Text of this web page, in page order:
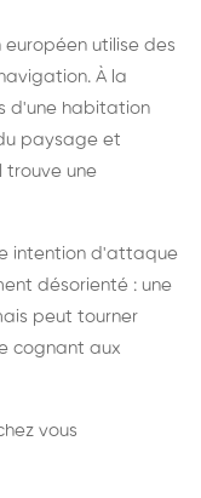
utilise des
À la
d'une habitation
paysage et
trouve une
intention d'attaque
désorienté : une
peut tourner
cognant aux
vous